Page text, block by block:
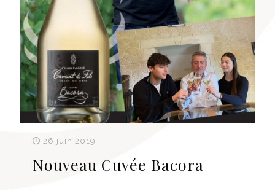
26 juin 2019
Nouveau Cuvée Bacora